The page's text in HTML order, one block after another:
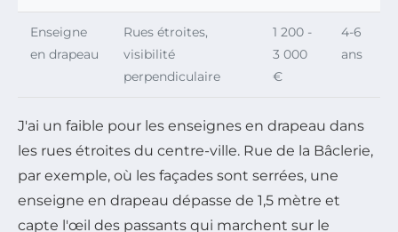
Enseigne
en drapeau
Rues étroites,
visibilité
perpendiculaire
1 200 -
3 000
€
4-6
ans
J'ai un faible pour les enseignes en drapeau dans
les rues étroites du centre-ville. Rue de la Bâclerie,
par exemple, où les façades sont serrées, une
enseigne en drapeau dépasse de 1,5 mètre et
capte l'œil des passants qui marchent sur le